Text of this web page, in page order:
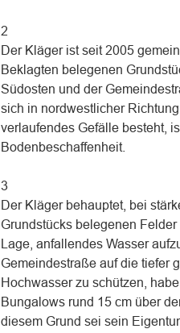
2
Der Kläger ist seit 2005
Beklagten belegenen
Südosten und der
sich in nordwestlicher
verlaufendes Gefälle besteht,
Bodenbeschaffenheit.
3
Der Kläger behauptet, bei
Grundstücks belegenen
Lage, anfallendes Wasser
Gemeindestraße auf die tiefer
Hochwasser zu schützen,
Bungalows rund 15 cm über
diesem Grund sei sein